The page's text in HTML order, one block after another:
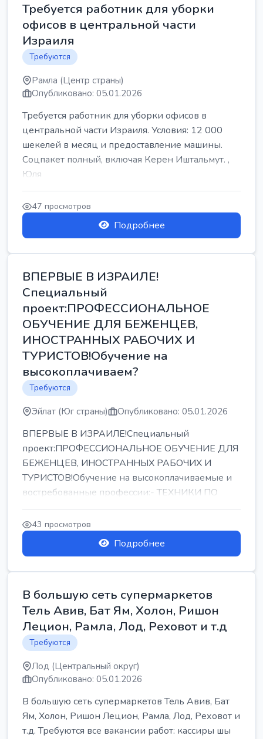
Требуется работник для уборки
офисов в центральной части
Израиля
Требуются
Рамла (Центр страны)
Опубликовано: 05.01.2026
Требуется работник для уборки офисов в
центральной части Израиля. Условия: 12 000
шекелей в месяц и предоставление машины.
Соцпакет полный, включая Керен Иштальмут. ,
Юля
47 просмотров
Подробнее
ВПЕРВЫЕ В ИЗРАИЛЕ!
Специальный
проект:ПРОФЕССИОНАЛЬНОЕ
ОБУЧЕНИЕ ДЛЯ БЕЖЕНЦЕВ,
ИНОСТРАННЫХ РАБОЧИХ И
ТУРИСТОВ!Обучение на
высокоплачиваем?
Требуются
Эйлат (Юг страны) Опубликовано: 05.01.2026
ВПЕРВЫЕ В ИЗРАИЛЕ!Специальный
проект:ПРОФЕССИОНАЛЬНОЕ ОБУЧЕНИЕ ДЛЯ
БЕЖЕНЦЕВ, ИНОСТРАННЫХ РАБОЧИХ И
ТУРИСТОВ!Обучение на высокоплачиваемые и
востребованные профессии:- ТЕХНИКИ ПО
РЕМОНТУ КОНДИЦИОНЕРОВ-...
43 просмотров
Подробнее
В большую сеть супермаркетов
Тель Авив, Бат Ям, Холон, Ришон
Лецион, Рамла, Лод, Реховот и т.д
Требуются
Лод (Центральный округ)
Опубликовано: 05.01.2026
В большую сеть супермаркетов Тель Авив, Бат
Ям, Холон, Ришон Лецион, Рамла, Лод, Реховот и
т.д. Требуются все вакансии работ: кассиры шы